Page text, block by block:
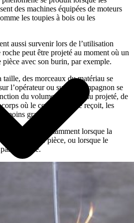
des machines équipées de moteurs
les toupies à bois ou les
aussi survenir lors de l’utilisation
peut être projeté au moment où un
avec son burin, par exemple.
des morceaux du matériau se
l’opérateur ou sur un compagnon se
du volume du matériau projeté, de
où le compagnon le reçoit, les
moins graves.
dangereux, notamment lorsque la
et rejette une pièce, ou lorsque le
exemple.